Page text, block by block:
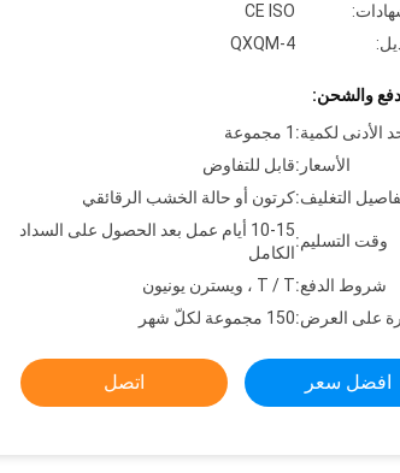
CE ISO
QXQM-4
والشحن:
الأدنى لكمية: 1 مجموعة
الأسعار:قابل للتفاوض
التغليف:كرتون أو حالة الخشب الرقائقي
وقت التسليم:
10-15 أيام عمل بعد الحصول على السداد
الكامل
شروط الدفع:T / T ، ويسترن يونيون
على العرض:150 مجموعة لكلّ شهر
افضل سعر اتصل